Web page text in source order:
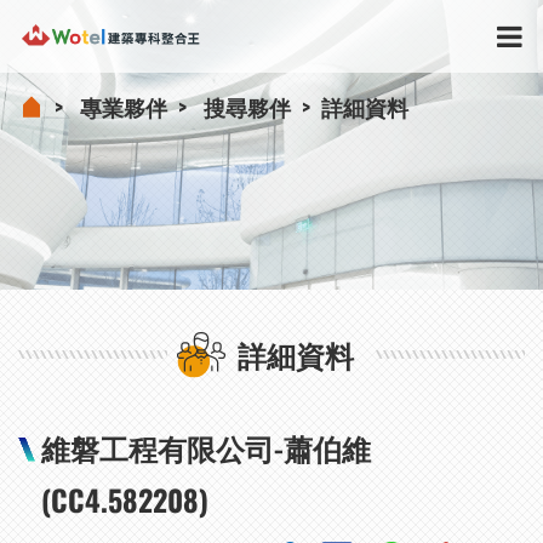
專業夥伴 搜尋夥伴 詳細資料
詳細資料
維磐工程有限公司-蕭伯維
(CC4.582208)